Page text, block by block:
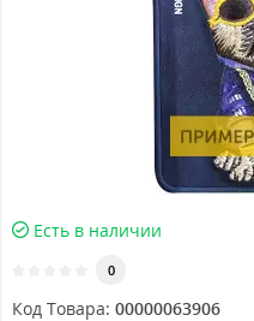
Есть в наличии
0
Код Товара: 00000063906